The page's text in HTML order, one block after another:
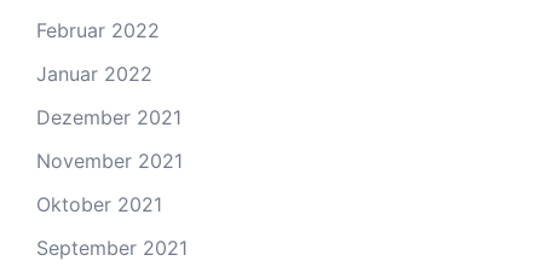
Februar 2022
Januar 2022
Dezember 2021
November 2021
Oktober 2021
September 2021